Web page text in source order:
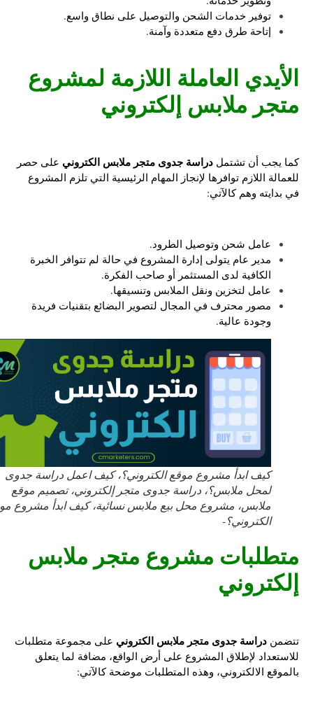
توفير خدمات الشحن والتوصيل على نطاق واسع.
إتاحة طرق دفع متعددة وآمنة.
الأيدي العاملة اللازمة لمشروع
متجر ملابس إلكتروني
كما يجب أن تشتملدراسة جدوى متجر ملابس الكترونيعلى حصر
للعمالة اللازم توافرها لإنجاز المهام الرئيسية التي تلزم المشروع
في بدايته وهم كالآتي:
عامل شحن وتوصيل الطرود.
مدير عام يتولى إدارة المشروع في حالة لم تتوافر الخبرة
الكافية لدى المستثمر أو صاحب الفكرة.
عامل لتخزين ونقل الملابس وتنسيقها.
مصور محترف في المجال لتصوير البضائع بتقنيات فريدة
وجودة عالية.
كيف ابدأ مشروع موقع الكتروني؟، كيف اعمل دراسة جدوى
لمحل ملابس؟، دراسة جدوى متجر إلكتروني، تصميم موقع
ملابس، مشروع محل بيع ملابس نسائية، كيف ابدأ مشروع موقع
الكتروني؟-
متطلبات مشروع متجر ملابس
إلكتروني
تتضمندراسة جدوى متجر ملابس الكترونيعلى مجموعة متطلبات
للاستعداد لإطلاق المشروع على أرض الواقع، مضافة لما يتعلق
بالموقع الالكتروني، وهذه المتطلبات موضحة كالآتي: